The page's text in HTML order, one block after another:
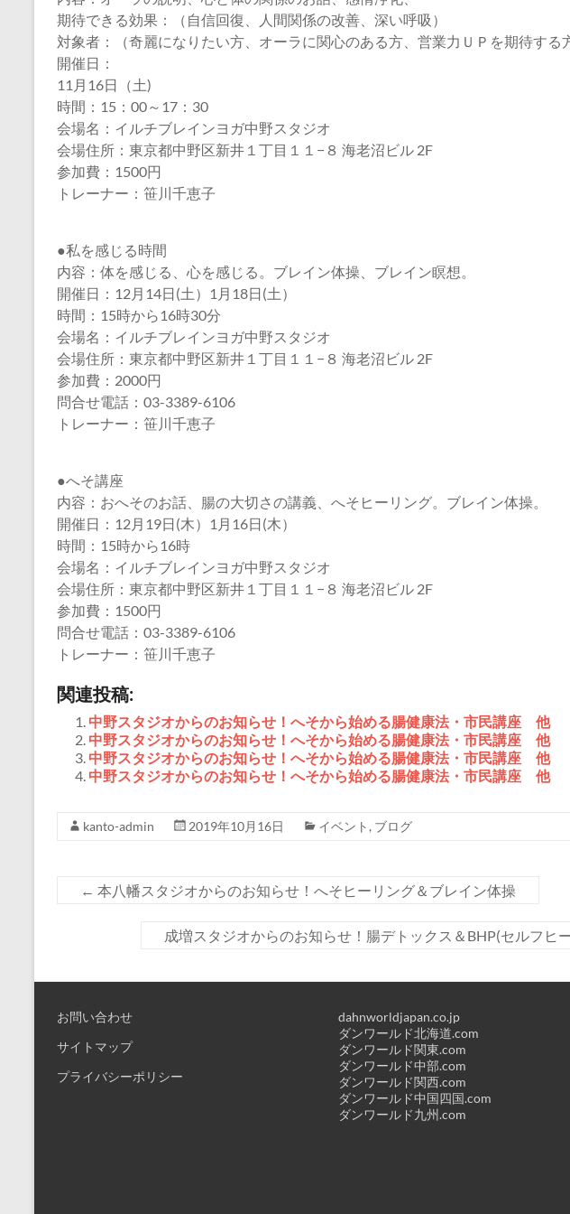
期待できる効果：（自信回復、人間関係の改善、深い呼吸）
対象者：（奇麗になりたい方、オーラに関心のある方、営業力ＵＰを期待する
開催日：
11月16日（土)
時間：15：00～17：30
会場名：イルチブレインヨガ中野スタジオ
会場住所：東京都中野区新井１丁目１１−８ 海老沼ビル 2F
参加費：1500円
トレーナー：笹川千恵子
●私を感じる時間
内容：体を感じる、心を感じる。ブレイン体操、ブレイン瞑想。
開催日：12月14日(土）1月18日(土）
時間：15時から16時30分
会場名：イルチブレインヨガ中野スタジオ
会場住所：東京都中野区新井１丁目１１−８ 海老沼ビル 2F
参加費：2000円
問合せ電話：03-3389-6106
トレーナー：笹川千恵子
●へそ講座
内容：おへそのお話、腸の大切さの講義、へそヒーリング。ブレイン体操。
開催日：12月19日(木）1月16日(木）
時間：15時から16時
会場名：イルチブレインヨガ中野スタジオ
会場住所：東京都中野区新井１丁目１１−８ 海老沼ビル 2F
参加費：1500円
問合せ電話：03-3389-6106
トレーナー：笹川千恵子
関連投稿:
中野スタジオからのお知らせ！へそから始める腸健康法・市民講座 他
中野スタジオからのお知らせ！へそから始める腸健康法・市民講座 他
中野スタジオからのお知らせ！へそから始める腸健康法・市民講座 他
中野スタジオからのお知らせ！へそから始める腸健康法・市民講座 他
kanto-admin 2019年10月16日 イベント , ブログ
← 本八幡スタジオからのお知らせ！へそヒーリング＆ブレイン体操
成増スタジオからのお知らせ！腸デトックス＆BHP(セルフ
お問い合わせ
サイトマップ
プライバシーポリシー
dahnworldjapan.co.jp
ダンワールド北海道.com
ダンワールド関東.com
ダンワールド中部.com
ダンワールド関西.com
ダンワールド中国四国.com
ダンワールド九州.com